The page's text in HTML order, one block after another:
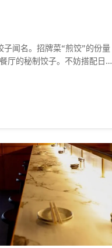
闻名。招牌菜“煎饺”的份量
厅的秘制饺子。不妨搭配日式